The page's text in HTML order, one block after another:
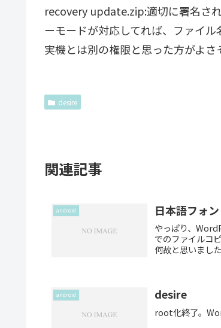
recovery update.zip:適切に署名さ
ーモードが対応してれば、ファイル
実機とは別の権限と思った方がよさ
desire
関連記事
android 日本語フォ
やっぱり、
でのファイルコ
何故と思いまし
android desire
root化終了。